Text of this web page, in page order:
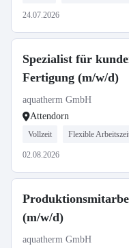
24.07.2026
Spezialist für
Fertigung (m/w/d)
aquatherm GmbH
Attendorn
Vollzeit Flexible
02.08.2026
(m/w/d)
aquatherm GmbH